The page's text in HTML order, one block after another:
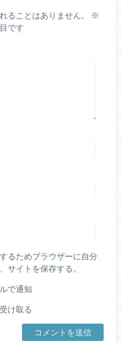
ることはありません。
※
です
るためブラウザーに自分
サイトを保存する。
で通知
け取る